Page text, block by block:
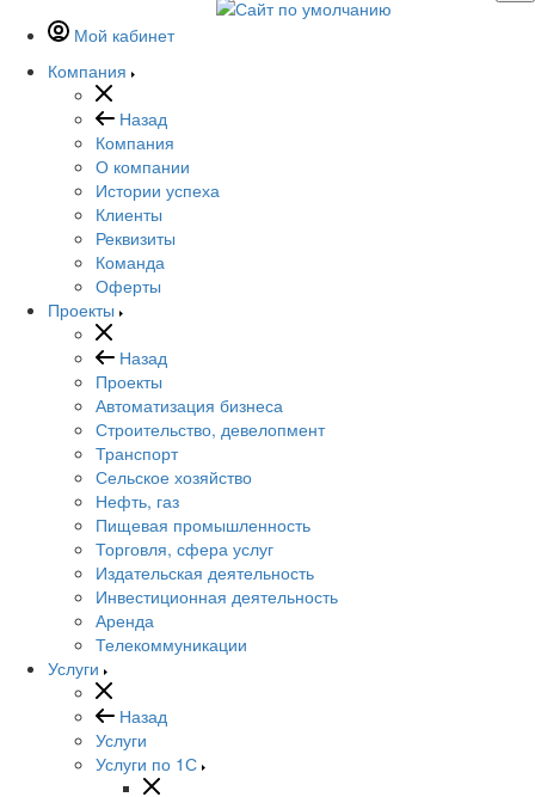
Мой кабинет
Компания
Назад
Компания
О компании
Истории успеха
Клиенты
Реквизиты
Команда
Оферты
Проекты
Назад
Проекты
Автоматизация бизнеса
Строительство, девелопмент
Транспорт
Сельское хозяйство
Нефть, газ
Пищевая промышленность
Торговля, сфера услуг
Издательская деятельность
Инвестиционная деятельность
Аренда
Телекоммуникации
Услуги
Назад
Услуги
Услуги по 1С